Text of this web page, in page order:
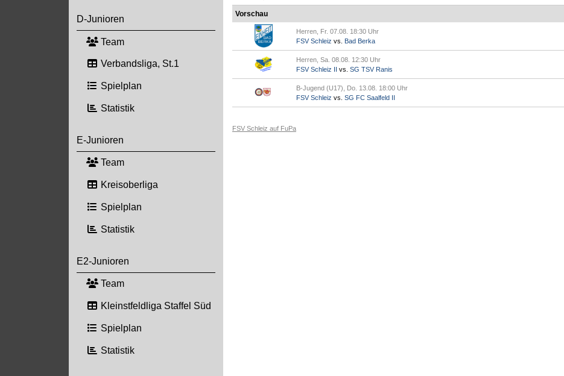
D-Junioren
Team
Verbandsliga, St.1
Spielplan
Statistik
E-Junioren
Team
Kreisoberliga
Spielplan
Statistik
E2-Junioren
Team
Kleinstfeldliga Staffel Süd
Spielplan
Statistik
Vorschau
Herren, Fr. 07.08. 18:30 Uhr
FSV Schleiz vs. Bad Berka
Herren, Sa. 08.08. 12:30 Uhr
FSV Schleiz II vs. SG TSV Ranis
B-Jugend (U17), Do. 13.08. 18:00 Uhr
FSV Schleiz vs. SG FC Saalfeld II
FSV Schleiz auf FuPa